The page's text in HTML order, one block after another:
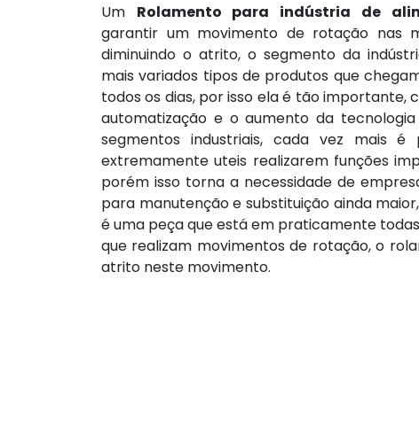
Um Rolamento para indústria de
garantir um movimento de rotação nas
diminuindo o atrito, o segmento da
mais variados tipos de produtos que
todos os dias, por isso ela é tão importante,
automatização e o aumento da
segmentos industriais, cada vez mais é
extremamente uteis realizarem funções
porém isso torna a necessidade de
para manutenção e substituição ainda
é uma peça que está em praticamente
que realizam movimentos de rotação, o
atrito neste movimento.